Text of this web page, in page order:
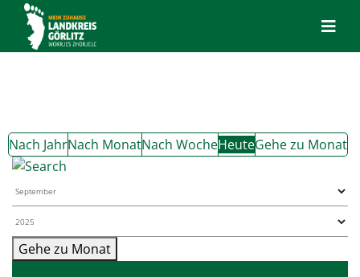
Nach JahrNach MonatNach WocheHeuteGehe zu Monat
Gehe zu Monat